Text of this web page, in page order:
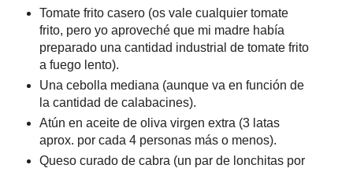
Tomate frito casero (os vale cualquier tomate
frito, pero yo aproveché que mi madre había
preparado una cantidad industrial de tomate frito
a fuego lento).
Una cebolla mediana (aunque va en función de
la cantidad de calabacines).
Atún en aceite de oliva virgen extra (3 latas
aprox. por cada 4 personas más o menos).
Queso curado de cabra (un par de lonchitas por